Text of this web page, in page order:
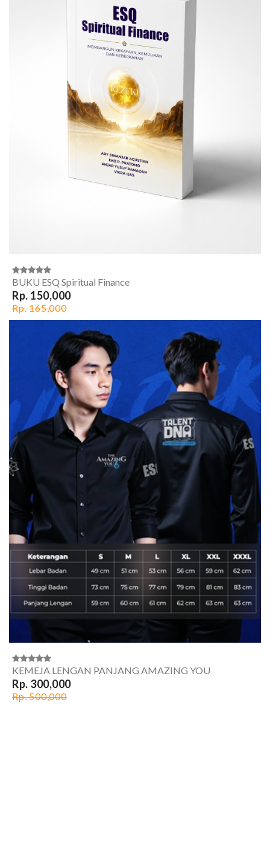
BUKU ESQ Spiritual Finance
Rp. 150,000
Rp. 165,000
KEMEJA LENGAN PANJANG AMAZING YOU
Rp. 300,000
Rp. 500,000